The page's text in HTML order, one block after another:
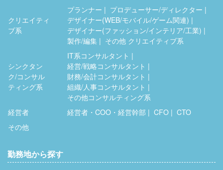
クリエイティ
ブ系
プランナー
プロデューサー/ディレクター
デザイナー(WEB/モバイル/ゲーム関連)
デザイナー(ファッション/インテリア/工業)
製作/編集
その他 クリエイティブ系
シンクタン
ク/コンサル
ティング系
IT系コンサルタント
経営/戦略コンサルタント
財務/会計コンサルタント
組織/人事コンサルタント
その他コンサルティング系
経営者
経営者・COO・経営幹部 CFO
CTO
その他
勤務地から探す